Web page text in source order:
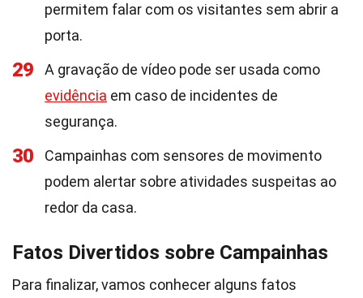
permitem falar com os visitantes sem abrir a
porta.
29
A gravação de vídeo pode ser usada como
evidência em caso de incidentes de
segurança.
30
Campainhas com sensores de movimento
podem alertar sobre atividades suspeitas ao
redor da casa.
Fatos Divertidos sobre Campainhas
Para finalizar, vamos conhecer alguns fatos